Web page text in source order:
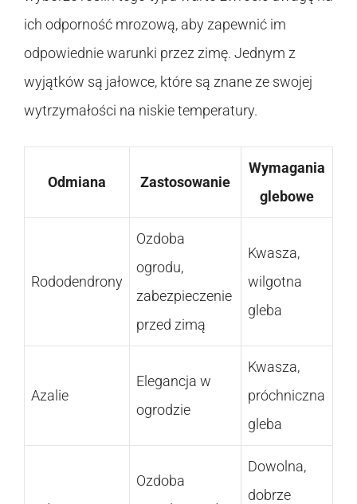
ich odporność mrozową, aby zapewnić im
odpowiednie warunki przez zimę. Jednym z
wyjątków są jałowce, które są znane ze swojej
wytrzymałości na niskie temperatury.
Odmiana Zastosowanie
Wymagania
glebowe
Rododendrony
Ozdoba
ogrodu,
zabezpieczenie
przed zimą
Kwasza,
wilgotna
gleba
Azalie
Elegancja w
ogrodzie
Kwasza,
próchniczna
gleba
Ozdoba
Dowolna,
dobrze